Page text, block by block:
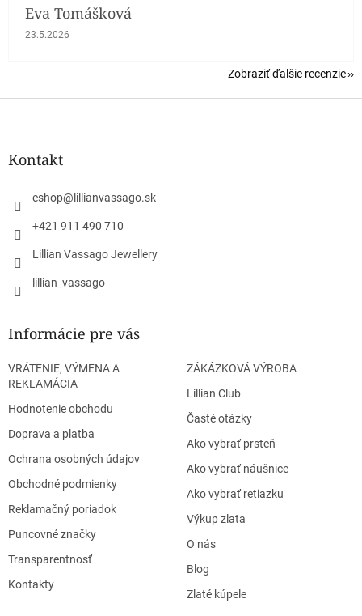
Eva Tomášková
Hodnotenie obchodu je 5 z 5 hviezdičiek.
23.5.2026
Zobraziť ďalšie recenzie
Z
Kontakt
eshop@ lillianvassago.sk
+421 911 490 710
Lillian Vassago Jewellery
lillian_vassago
Informácie pre vás
VRÁTENIE, VÝMENA A
REKLAMÁCIA
Hodnotenie obchodu
Doprava a platba
Ochrana osobných údajov
Obchodné podmienky
Reklamačný poriadok
Puncovné značky
Transparentnosť
Kontakty
ZÁKÁZKOVÁ VÝROBA
Lillian Club
Časté otázky
Ako vybrať prsteň
Ako vybrať náušnice
Ako vybrať retiazku
Výkup zlata
O nás
Blog
Zlaté kúpele